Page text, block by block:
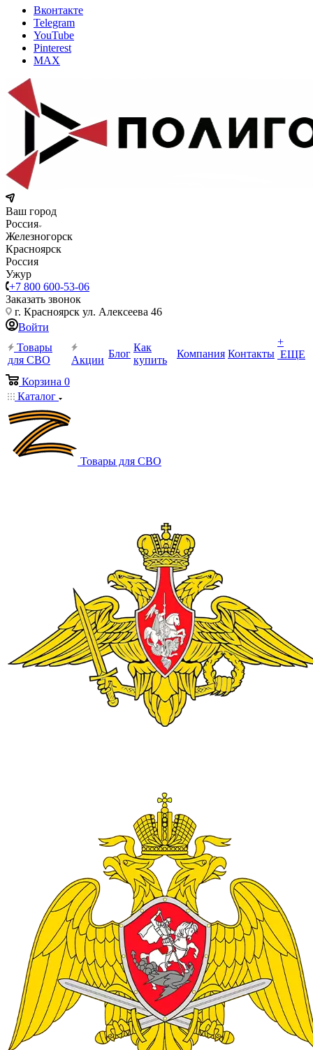
Вконтакте
Telegram
YouTube
Pinterest
MAX
Ваш город
Россия
Железногорск
Красноярск
Россия
Ужур
+7 800 600-53-06
Заказать звонок
г. Красноярск ул. Алексеева 46
Войти
Товары
для СВО
Акции
Блог
Как
купить
Компания Контакты
+
ЕЩЕ
Корзина 0
Каталог
Товары для СВО